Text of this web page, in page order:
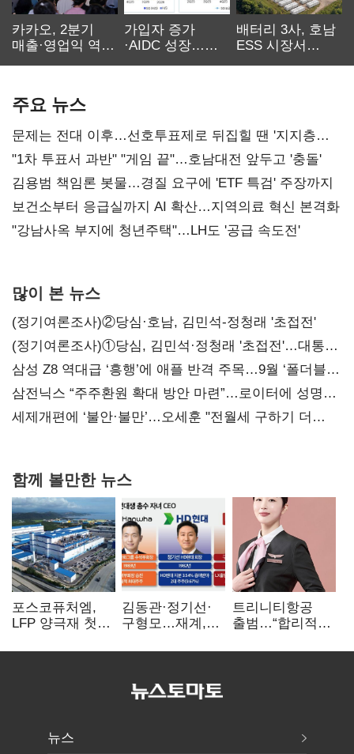
카카오, 2분기
매출·영업익 역대
가입자 증가
·AIDC 성장…
배터리 3사, 호남
ESS 시장서
주요 뉴스
문제는 전대 이후…선호투표제로 뒤집힐 땐 '지지층
불복'
"1차 투표서 과반" "게임 끝"…호남대전 앞두고 '충돌'
김용범 책임론 봇물…경질 요구에 'ETF 특검' 주장까지
보건소부터 응급실까지 AI 확산…지역의료 혁신 본격화
"강남사옥 부지에 청년주택"…LH도 '공급 속도전'
많이 본 뉴스
(정기여론조사)②당심·호남, 김민석-정청래 '초접전'
(정기여론조사)①당심, 김민석·정청래 '초접전'…대통령
지지도 '50% 아래로'(종합)
삼성 Z8 역대급 ‘흥행’에 애플 반격 주목…9월 ‘폴더블
대전’
삼전닉스 “주주환원 확대 방안 마련”…로이터에 성명
보내
세제개편에 ‘불안·불만’…오세훈 "전월세 구하기 더
함께 볼만한 뉴스
포스코퓨처엠,
LFP 양극재 첫
ESS 시장 공략
김동관·정기선·
구형모…재계,
전성시대
트리니티항공
출범…“합리적
서비스로 승부”
뉴스